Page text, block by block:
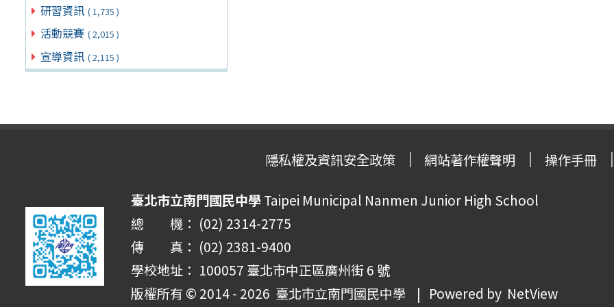
研習資訊 ( 1,735 )
活動競賽 ( 2,015 )
宣導資訊 ( 2,115 )
隱私權及資訊安全政策 網站著作權聲明 操作手冊
臺北市立南門國民中學Taipei Municipal Nanmen Junior High School
總 機： (02) 2314-2775
傳 真： (02) 2381-9400
學校地址： 100057 臺北市中正區廣州街 6 號
版權所有 © 2014 - 2026 臺北市立南門國民中學 | Powered by NetView